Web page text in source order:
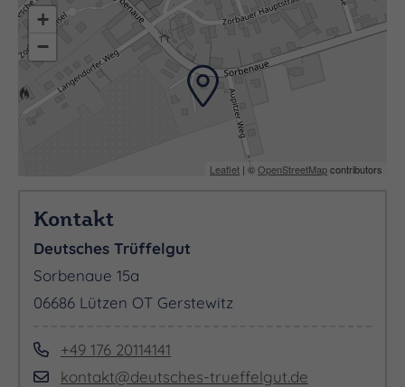
+
−
Leaflet | ©OpenStreetMapcontributors
Kontakt
Deutsches Trüffelgut
Sorbenaue 15a
06686 Lützen OT Gerstewitz
+49 176 20114141
kontakt@deutsches-trueffelgut.de